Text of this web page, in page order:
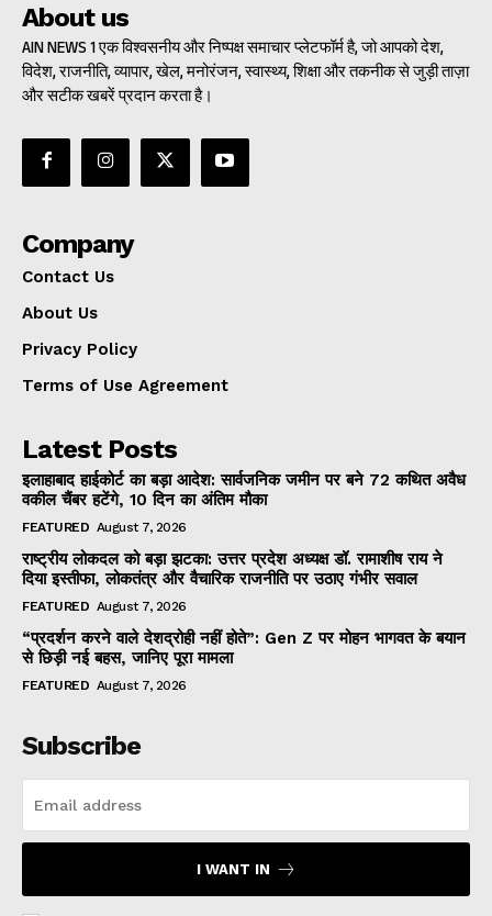
About us
AIN NEWS 1 एक विश्वसनीय और निष्पक्ष समाचार प्लेटफॉर्म है, जो आपको देश,
विदेश, राजनीति, व्यापार, खेल, मनोरंजन, स्वास्थ्य, शिक्षा और तकनीक से जुड़ी ताज़ा
और सटीक खबरें प्रदान करता है।
Company
Contact Us
About Us
Privacy Policy
Terms of Use Agreement
Latest Posts
इलाहाबाद हाईकोर्ट का बड़ा आदेश: सार्वजनिक जमीन पर बने 72 कथित अवैध
वकील चैंबर हटेंगे, 10 दिन का अंतिम मौका
FEATURED August 7, 2026
राष्ट्रीय लोकदल को बड़ा झटका: उत्तर प्रदेश अध्यक्ष डॉ. रामाशीष राय ने
दिया इस्तीफा, लोकतंत्र और वैचारिक राजनीति पर उठाए गंभीर सवाल
FEATURED August 7, 2026
“प्रदर्शन करने वाले देशद्रोही नहीं होते”: Gen Z पर मोहन भागवत के बयान
से छिड़ी नई बहस, जानिए पूरा मामला
FEATURED August 7, 2026
Subscribe
I WANT IN